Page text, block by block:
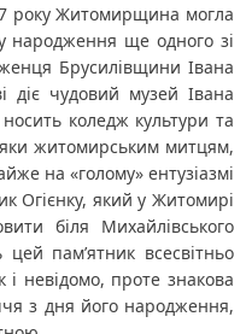
року Житомирщина могла
народження ще одного зі
Брусилівщини Івана
діє чудовий музей Івана
коледж культури та
житомирським митцям,
на «голому» ентузіазмі
Огієнку, який у Житомирі
біля Михайлівського
пам’ятник всесвітньо
і невідомо, проте знакова
з дня його народження,